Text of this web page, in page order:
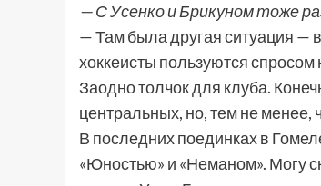
— С Усенко и Брикуном тоже
— Там была другая ситуация —
хоккеисты пользуются спросом
Заодно толчок для клуба.
центральных, но, тем не менее,
В последних поединках в
«Юностью» и «Неманом». Могу